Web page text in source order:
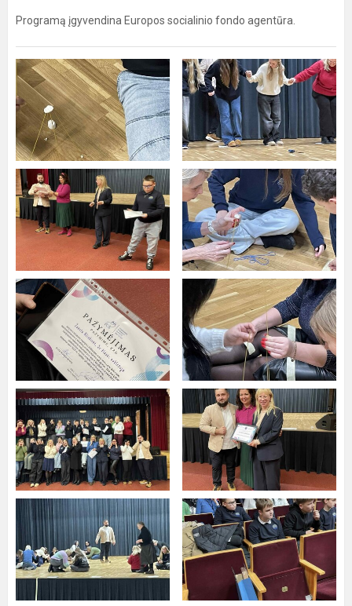
Programą įgyvendina Europos socialinio fondo agentūra.